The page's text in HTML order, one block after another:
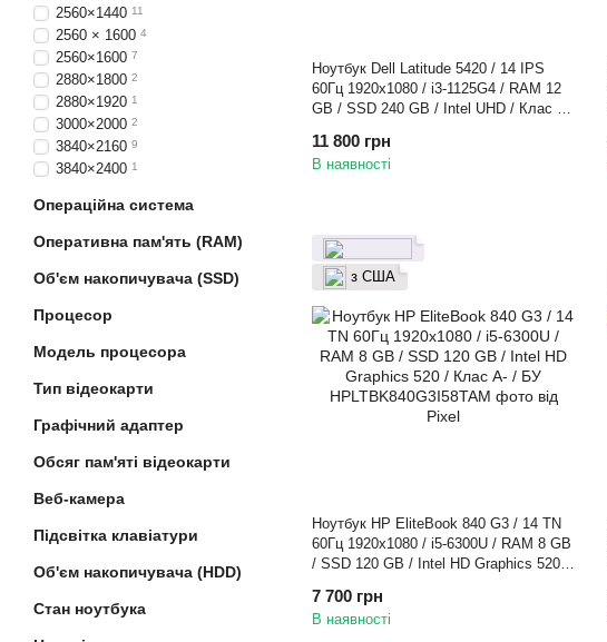
Ноутбук Dell Latitude 5420 / 14 IPS
60Гц 1920x1080 / i3-1125G4 / RAM 12
GB / SSD 240 GB / Intel UHD / Клас B
11 800 грн
В наявності
з США
Ноутбук HP EliteBook 840 G3 / 14 TN
60Гц 1920x1080 / i5-6300U / RAM 8 GB
/ SSD 120 GB / Intel HD Graphics 520 /
7 700 грн
В наявності
2560×1440 11
2560 × 1600 4
2560×1600 7
2880×1800 2
2880×1920 1
3000×2000 2
3840×2160 9
3840×2400 1
Операційна система
Оперативна пам'ять (RAM)
Об'єм накопичувача (SSD)
Процесор
Модель процесора
Тип відеокарти
Графічний адаптер
Обсяг пам'яті відеокарти
Веб-камера
Підсвітка клавіатури
Об'єм накопичувача (HDD)
Стан ноутбука